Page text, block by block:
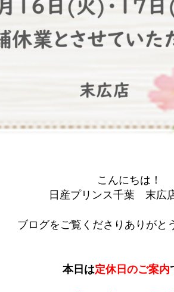
こんにちは！
日産プリンス千葉 末広
ブログをご覧くださりありがと
本日は定休日のご案内